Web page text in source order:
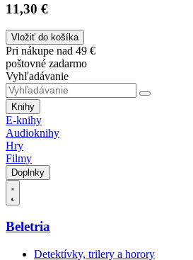
11,30 €
Vložiť do košíka
Pri nákupe nad 49 €
poštovné zadarmo
Vyhľadávanie
Knihy
E-knihy
Audioknihy
Hry
Filmy
Doplnky
Beletria
Detektívky, trilery a horory